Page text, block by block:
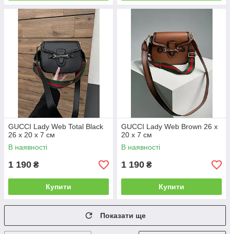
GUCCI Lady Web Total Black
26 х 20 х 7 см
В наявності
1 190 ₴
Купити
GUCCI Lady Web Brown 26 х
20 х 7 см
В наявності
1 190 ₴
Купити
Показати ще